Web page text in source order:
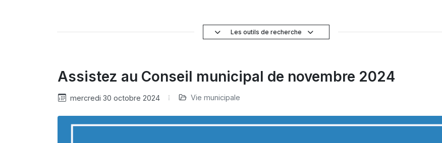
Les outils de recherche
Assistez au Conseil municipal de novembre 2024
mercredi 30 octobre 2024 Vie municipale